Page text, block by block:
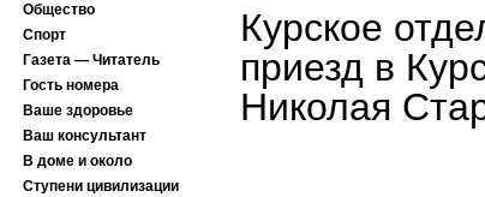
Курское
приезд в
Николая
Общество
Спорт
Газета — Читатель
Гость номера
Ваше здоровье
Ваш консультант
В доме и около
Ступени цивилизации